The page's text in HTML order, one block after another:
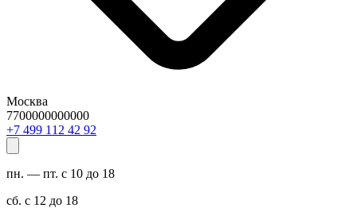
Москва
7700000000000
29 24 211 994 7+
пн. — пт. с 10 до 18
сб. с 12 до 18